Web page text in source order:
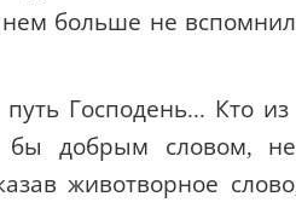
больше не
Господень... Кто
добрым словом, не
животворное